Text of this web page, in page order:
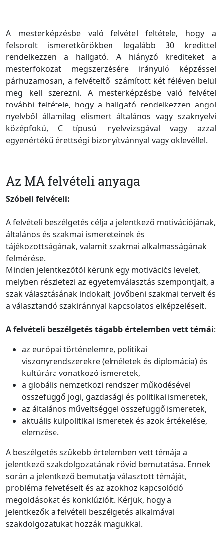
A mesterképzésbe való felvétel feltétele, hogy a
felsorolt ismeretkörökben legalább 30 kredittel
rendelkezzen a hallgató. A hiányzó krediteket a
mesterfokozat megszerzésére irányuló képzéssel
párhuzamosan, a felvételtől számított két féléven belül
meg kell szerezni. A mesterképzésbe való felvétel
további feltétele, hogy a hallgató rendelkezzen angol
nyelvből államilag elismert általános vagy szaknyelvi
középfokú, C típusú nyelvvizsgával vagy azzal
egyenértékű érettségi bizonyítvánnyal vagy oklevéllel.
Az MA felvételi anyaga
Szóbeli felvételi:
A felvételi beszélgetés célja a jelentkező motivációjának,
általános és szakmai ismereteinek és
tájékozottságának, valamit szakmai alkalmasságának
felmérése.
Minden jelentkezőtől kérünk egy motivációs levelet,
melyben részletezi az egyetemválasztás szempontjait, a
szak választásának indokait, jövőbeni szakmai terveit és
a választandó szakiránnyal kapcsolatos elképzeléseit.
A felvételi beszélgetés tágabb értelemben vett témái:
az európai történelemre, politikai
viszonyrendszerekre (elméletek és diplomácia) és
kultúrára vonatkozó ismeretek,
a globális nemzetközi rendszer működésével
összefüggő jogi, gazdasági és politikai ismeretek,
az általános műveltséggel összefüggő ismeretek,
aktuális külpolitikai ismeretek és azok értékelése,
elemzése.
A beszélgetés szűkebb értelemben vett témája a
jelentkező szakdolgozatának rövid bemutatása. Ennek
során a jelentkező bemutatja választott témáját,
probléma felvetéseit és az azokhoz kapcsolódó
megoldásokat és konklúzióit. Kérjük, hogy a
jelentkezők a felvételi beszélgetés alkalmával
szakdolgozatukat hozzák magukkal.